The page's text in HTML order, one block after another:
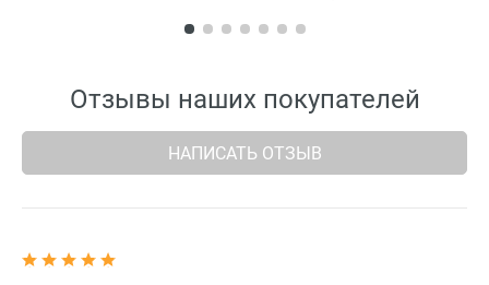
Отзывы наших покупателей
НАПИСАТЬ ОТЗЫВ